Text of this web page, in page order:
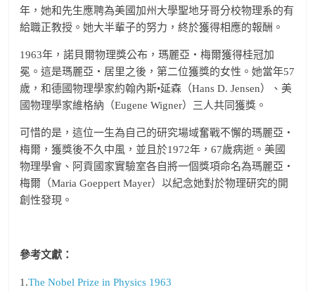
年，她和先生應聘為美國加州大學聖地牙哥分校物理系的有
給職正教授。她大半輩子的努力，終於獲得相應的報酬。
1963年，諾貝爾物理獎公布，瑪麗亞‧梅爾獲得桂冠加
冕。這是瑪麗亞‧居里之後，第二位獲獎的女性。她當年57
歲，和德國物理學家約翰內斯•延森（Hans D. Jensen）、美
國物理學家維格納（Eugene Wigner）三人共同獲獎。
可惜的是，這位一生為自己的研究場域奮戰不懈的瑪麗亞‧
梅爾，獲獎後不久中風，並且於1972年，67歲病逝。美國
物理學會、阿貢國家實驗室各自將一個獎項命名為瑪麗亞‧
梅爾（Maria Goeppert Mayer）以紀念她對於物理研究的開
創性發現。
參考文獻：
1.The Nobel Prize in Physics 1963